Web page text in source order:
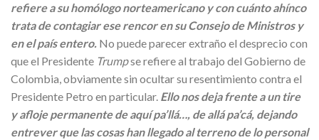
refiere a su homólogo norteamericano y con cuánto ahínco
trata de contagiar ese rencor en su Consejo de Ministros y
en el país entero. No puede parecer extraño el desprecio con
que el Presidente Trumpse refiere al trabajo del Gobierno de
Colombia, obviamente sin ocultar su resentimiento contra el
Presidente Petro en particular. Ello nos deja frente a un tire
y afloje permanente de aquí pa’llá…, de allá pa’cá, dejando
entrever que las cosas han llegado al terreno de lo personal